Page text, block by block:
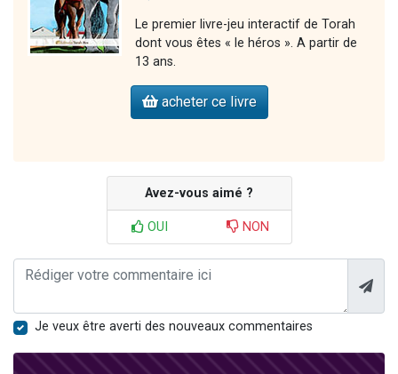
Le premier livre-jeu interactif de Torah
dont vous êtes « le héros ». A partir de
13 ans.
acheter ce livre
Avez-vous aimé ?
OUI NON
Je veux être averti des nouveaux commentaires